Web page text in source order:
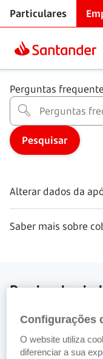
Particulares
Seguros
Seguro de
Perguntas
Alterar dados da
Saber mais sobre
Precisa de
No balcão
Encontre o
balcão
Configurações
O website utiliza
diferenciar a sua